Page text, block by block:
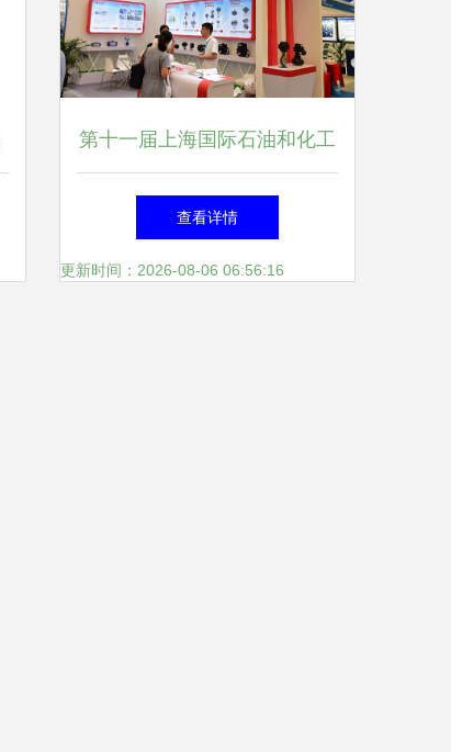
第十一届上海国际石油和化工
技术装备展即将在沪举行 仪
器仪表领航产业升级
查看详情
更新时间：2026-08-06 06:56:16